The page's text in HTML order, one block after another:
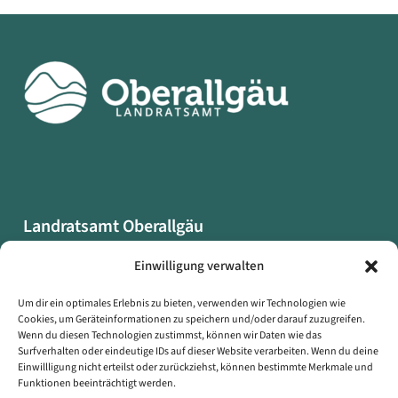
Einwilligung verwalten
Um dir ein optimales Erlebnis zu bieten, verwenden wir Technologien wie
Cookies, um Geräteinformationen zu speichern und/oder darauf zuzugreifen.
Wenn du diesen Technologien zustimmst, können wir Daten wie das
Surfverhalten oder eindeutige IDs auf dieser Website verarbeiten. Wenn du deine
Einwillligung nicht erteilst oder zurückziehst, können bestimmte Merkmale und
Funktionen beeinträchtigt werden.
Landratsamt Oberallgäu
87527 Sonthofen
Datenschutzerklärung
Impressum
Erklärung zur Barrierefreiheit